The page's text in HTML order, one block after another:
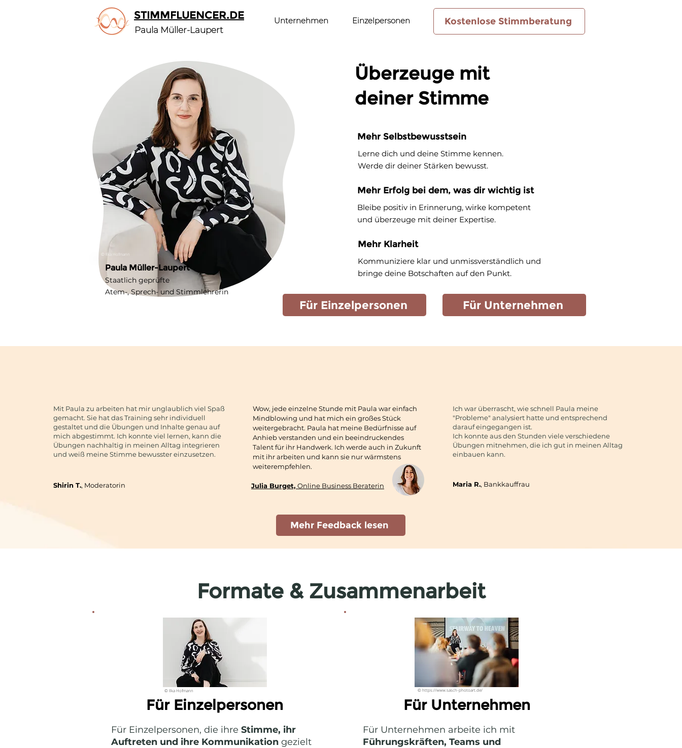
STIMMFLUENCER.DE
Paula Müller-Laupert
Unternehmen Einzelpersonen Kostenlose Stimmberatung
Paula Müller-Laupert
Staatlich geprüfte
Atem-, Sprech- und Stimmlehrerin
© Ilka Hofmann
Überzeuge mit
deiner Stimme
Mehr Selbstbewusstsein
Lerne dich und deine Stimme kennen.
Werde dir deiner Stärken bewusst.
Mehr Erfolg bei dem, was dir wichtig ist
Bleibe positiv in Erinnerung, wirke kompetent
und überzeuge mit deiner Expertise.
Mehr Klarheit
Kommuniziere klar und unmissverständlich und
bringe deine Botschaften auf den Punkt.
Für Einzelpersonen Für Unternehmen
Mit Paula zu arbeiten hat mir unglaublich viel Spaß
gemacht. Sie hat das Training sehr individuell
gestaltet und die Übungen und Inhalte genau auf
mich abgestimmt. Ich konnte viel lernen, kann die
Übungen nachhaltig in meinen Alltag integrieren
und weiß meine Stimme bewusster einzusetzen.
Shirin T., Moderatorin
Wow, jede einzelne Stunde mit Paula war einfach
Mindblowing und hat mich ein großes Stück
weitergebracht. Paula hat meine Bedürfnisse auf
Anhieb verstanden und ein beeindruckendes
Talent für ihr Handwerk. Ich werde auch in Zukunft
mit ihr arbeiten und kann sie nur wärmstens
weiterempfehlen.
Julia Burget, Online Business Beraterin
Ich war überrascht, wie schnell Paula meine
"Probleme" analysiert hatte und entsprechend
darauf eingegangen ist.
Ich konnte aus den Stunden viele verschiedene
Übungen mitnehmen, die ich gut in meinen Alltag
einbauen kann.
Maria R., Bankkauffrau
Mehr Feedback lesen
Formate & Zusammenarbeit
© Ilka Hofmann
Für Einzelpersonen
Für Einzelpersonen, die ihre Stimme, ihr
Auftreten und ihre Kommunikation gezielt
© https://www.sasch-photoart.de/
Für Unternehmen
Für Unternehmen arbeite ich mit
Führungskräften, Teams und